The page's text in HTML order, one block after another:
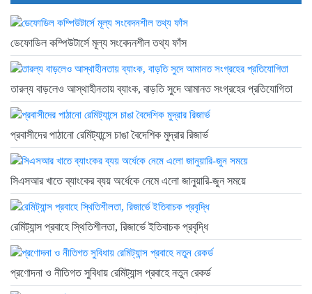
ডেফোডিল কম্পিউটার্সে মূল্য সংবেদনশীল তথ্য ফাঁস
তারল্য বাড়লেও আস্থাহীনতায় ব্যাংক, বাড়তি সুদে আমানত সংগ্রহের প্রতিযোগিতা
প্রবাসীদের পাঠানো রেমিট্যান্সে চাঙা বৈদেশিক মুদ্রার রিজার্ভ
সিএসআর খাতে ব্যাংকের ব্যয় অর্ধেকে নেমে এলো জানুয়ারি-জুন সময়ে
রেমিট্যান্স প্রবাহে স্থিতিশীলতা, রিজার্ভে ইতিবাচক প্রবৃদ্ধি
প্রণোদনা ও নীতিগত সুবিধায় রেমিট্যান্স প্রবাহে নতুন রেকর্ড